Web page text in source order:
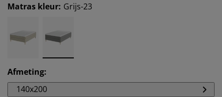
Matras kleur: Grijs-23
Afmeting:
140x200